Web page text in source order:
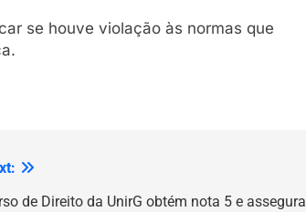
se houve violação às normas que
de Direito da UnirG obtém nota 5 e assegura